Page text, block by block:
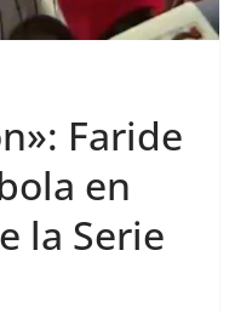
Faride
en
la Serie